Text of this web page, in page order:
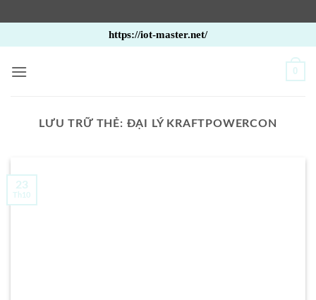
qua
nội
https://iot-master.net/
0
LƯU TRỮ THẺ: ĐẠI LÝ KRAFTPOWERCON
23
Th10